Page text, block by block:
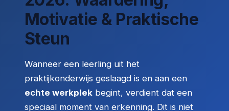
Motivatie & Praktische
Steun
Wanneer een leerling uit het
praktijkonderwijs geslaagd is en aan een
echte werkplek begint, verdient dat een
speciaal moment van erkenning. Dit is niet